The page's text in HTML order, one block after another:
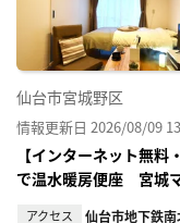
仙台市宮城野区
情報更新日 2026/08/09
【インターネット無
で温水暖房便座 宮城
アクセス 仙台市地下鉄南